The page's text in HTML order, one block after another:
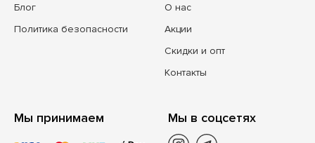
Блог
Политика безопасности
О нас
Акции
Скидки и опт
Контакты
Мы принимаем Мы в соцсетях